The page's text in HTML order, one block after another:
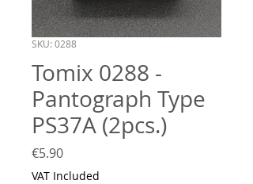
SKU: 0288
Tomix 0288 -
Pantograph Type
PS37A (2pcs.)
€5.90Price
VAT Included